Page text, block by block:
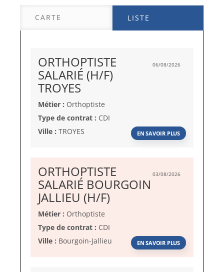
CARTE LISTE
06/08/2026
ORTHOPTISTE
SALARIÉ (H/F)
TROYES (Nouvelle
fenêtre)
Métier : Orthoptiste
Type de contrat : CDI
Ville : TROYES EN SAVOIR PLUS
03/08/2026
ORTHOPTISTE
SALARIÉ BOURGOIN
JALLIEU (H/F)
Métier : Orthoptiste
Type de contrat : CDI
Ville : Bourgoin-Jallieu EN SAVOIR PLUS